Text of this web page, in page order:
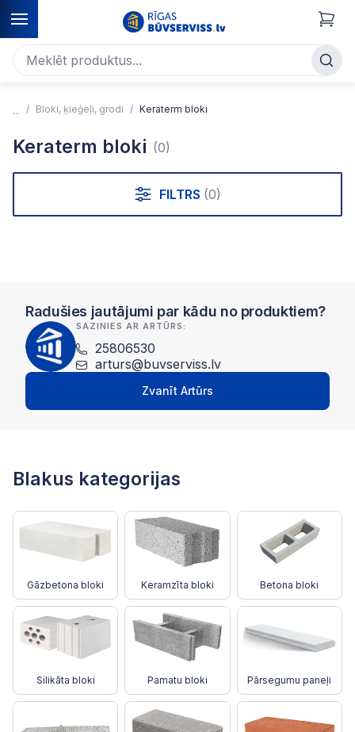
Bloki, ķieģeļi, grodi Keraterm bloki
Keraterm bloki (0)
FILTRS (0)
Radušies jautājumi par kādu no produktiem?
SAZINIES AR ARTŪRS:
25806530
arturs@buvserviss.lv
Zvanīt Artūrs
Blakus kategorijas
Gāzbetona bloki Keramzīta bloki Betona bloki
Silikāta bloki Pamatu bloki Pārsegumu paneļi